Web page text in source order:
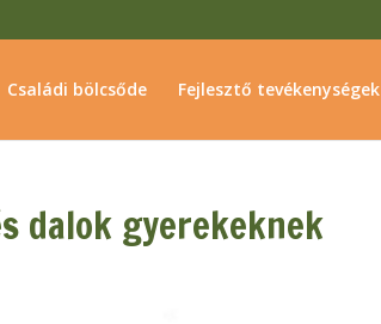
Családi bölcsőde Fejlesztő tevékenységek
dalok gyerekeknek